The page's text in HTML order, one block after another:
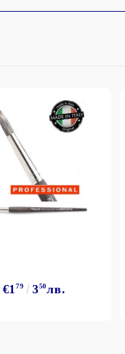
€179 350лв.